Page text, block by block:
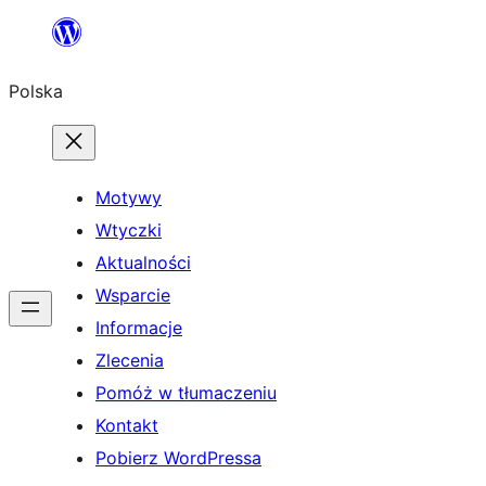
Przejdź
treści
Polska
Motywy
Wtyczki
Aktualności
Wsparcie
Informacje
Zlecenia
Pomóż w tłumaczeniu
Kontakt
Pobierz WordPressa